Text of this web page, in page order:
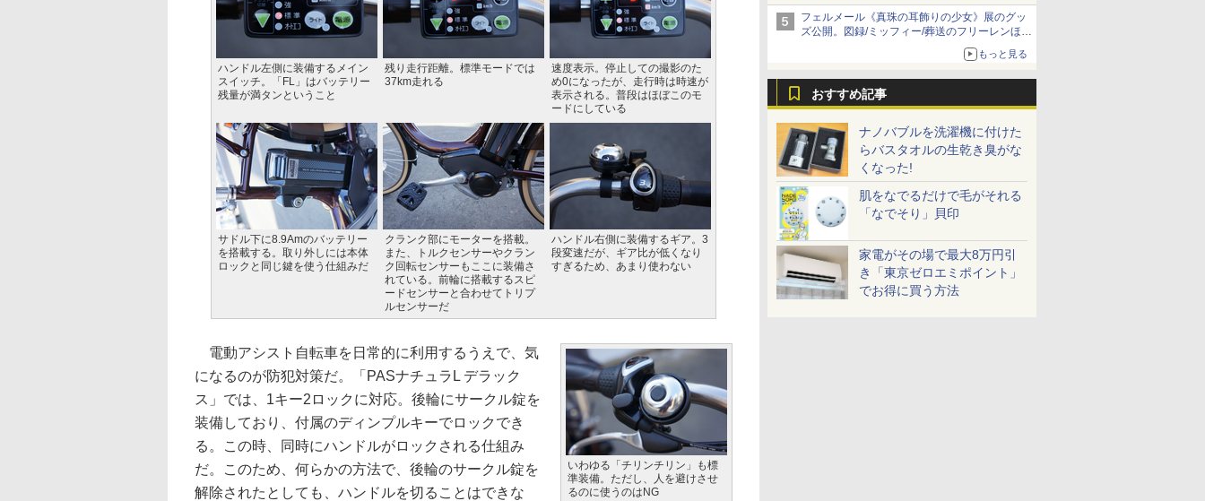
ねっと限定
フェルメール《真珠の耳飾りの少女》展のグッ
ズ公開。図録/ミッフィー/葬送のフリーレンほ
もっと見る
おすすめ記事
ナノバブルを洗濯機に付けた
らバスタオルの生乾き臭がな
くなった!
肌をなでるだけで毛がそれる
「なでそり」貝印
家電がその場で最大8万円引
き「東京ゼロエミポイント」
でお得に買う方法
ハンドル左側に装備するメイン
スイッチ。「FL」はバッテリー
残量が満タンということ
残り走行距離。標準モードでは
37km走れる
速度表示。停止しての撮影のた
め0になったが、走行時は時速が
表示される。普段はほぼこのモ
ードにしている
サドル下に8.9Amのバッテリー
を搭載する。取り外しには本体
ロックと同じ鍵を使う仕組みだ
クランク部にモーターを搭載。
また、トルクセンサーやクラン
ク回転センサーもここに装備さ
れている。前輪に搭載するスピ
ードセンサーと合わせてトリプ
ルセンサーだ
ハンドル右側に装備するギア。3
段変速だが、ギア比が低くなり
すぎるため、あまり使わない
いわゆる「チリンチリン」も標
準装備。ただし、人を避けさせ
るのに使うのはNG
電動アシスト自転車を日常的に利用するうえで、気
になるのが防犯対策だ。「PASナチュラL デラック
ス」では、1キー2ロックに対応。後輪にサークル錠を
装備しており、付属のディンプルキーでロックでき
る。この時、同時にハンドルがロックされる仕組み
だ。このため、何らかの方法で、後輪のサークル錠を
解除されたとしても、ハンドルを切ることはできな